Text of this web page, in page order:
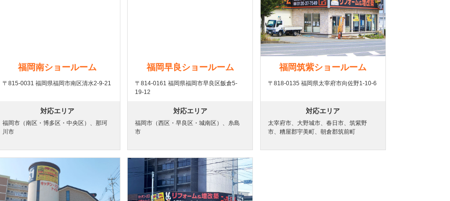
福岡南ショールーム
〒815-0031 福岡県福岡市南区清水2-9-21
対応エリア
福岡市（南区・博多区・中央区）、那珂
川市
福岡早良ショールーム
〒814-0161 福岡県福岡市早良区飯倉5-
19-12
対応エリア
福岡市（西区・早良区・城南区）、糸島
市
福岡筑紫ショールーム
〒818-0135 福岡県太宰府市向佐野1-10-6
対応エリア
太宰府市、大野城市、春日市、筑紫野
市、糟屋郡宇美町、朝倉郡筑前町